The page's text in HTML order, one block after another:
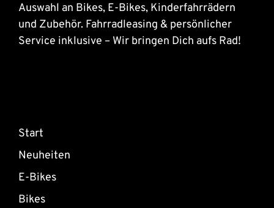
Auswahl an Bikes, E-Bikes, Kinderfahrrädern
und Zubehör. Fahrradleasing & persönlicher
Service inklusive – Wir bringen Dich aufs Rad!
Start
Neuheiten
E-Bikes
Bikes